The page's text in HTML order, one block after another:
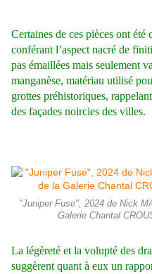
Certaines de ces pièces ont été
conférant l’aspect nacré de
pas émaillées mais seulement
manganèse, matériau utilisé
grottes préhistoriques,
des façades noircies des villes.
"Juniper Fuse", 2024 de Nick
Galerie Chantal
La légèreté et la volupté des
suggèrent quant à eux un